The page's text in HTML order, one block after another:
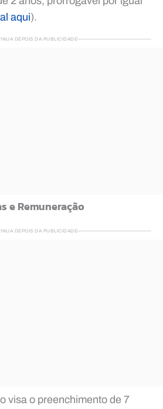
aqui).
DEPOIS DA PUBLICIDADE
e Remuneração
DEPOIS DA PUBLICIDADE
visa o preenchimento de 7